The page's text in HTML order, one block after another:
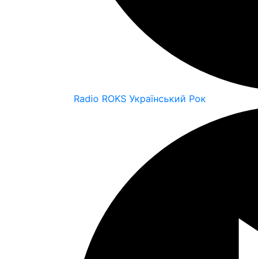
Radio ROKS Український Рок